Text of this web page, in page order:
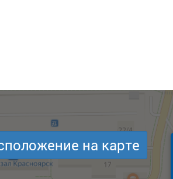
на карте